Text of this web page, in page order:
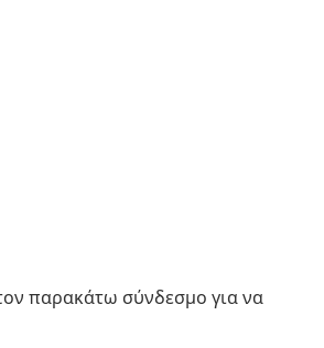
παρακάτω σύνδεσμο για να